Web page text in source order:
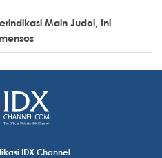
Main Judol, Ini
IDX Channel